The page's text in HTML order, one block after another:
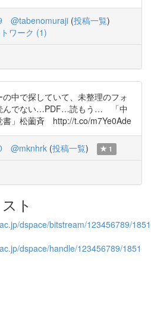
@tabenomuraji (投稿一覧)
ワーク (1)
中で探していて、未整理のフォ
んでない…PDF…読もう… 「中
書」松薗斉 http://t.co/m7Ye0Ade
@mknhrk (投稿一覧) 1
ト
dspace/bitstream/123456789/
dspace/handle/123456789/1851